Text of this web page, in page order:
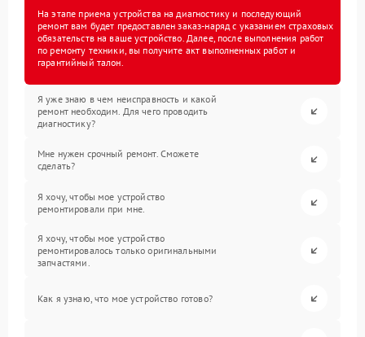
На этапе приема устройства на диагностику и последующий
ремонт вам будет предоставлен заказ-наряд с указанием страховых
обязательств на ваше устройство. Далее, после выполнения работ
по ремонту техники, вы получите акт выполненных работ и
гарантийный талон.
Я уже знаю в чем неисправность и какой
ремонт необходим. Для чего проводить
диагностику?
Мне нужен срочный ремонт. Сможете
сделать?
Я хочу, чтобы мое устройство
ремонтировали при мне.
Я хочу, чтобы мое устройство
ремонтировалось только оригинальными
запчастями.
Как я узнаю, что мое устройство готово?